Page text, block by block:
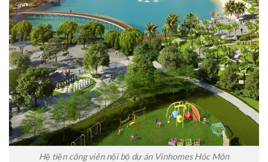
Hệ tiện công viên nội bộ dự án Vinhomes Hóc Môn